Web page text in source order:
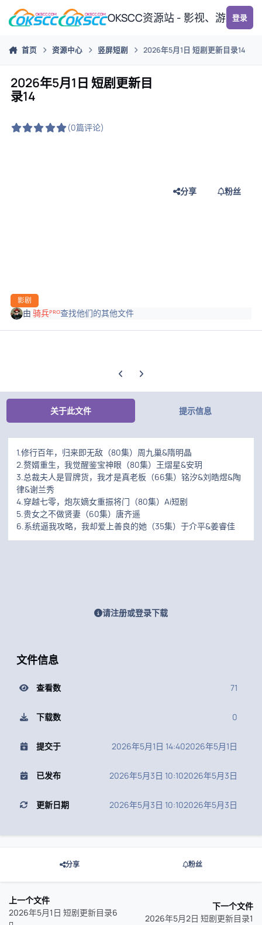
跳转到帖子
OKSCC资源站 - 影视、游戏、
登录
首页 资源中心 竖屏短剧 2026年5月1日 短剧更新目录14
2026年5月1日 短剧更新目
录14
(0篇评论)
影剧
分享 粉丝
由骑兵ᴾᴿᴼ查找他们的其他文件
上一张轮播幻灯片
下一张轮播幻灯片
关于此文件 提示信息
1.修行百年，归来即无敌（80集）周九巢&隋明晶
2.赘婿重生，我觉醒鉴宝神眼（80集）王熠星&安玥
3.总裁夫人是冒牌货，我才是真老板（66集）铭汐&刘皓煜&陶
律&谢兰秀
4.穿越七零，炮灰嫡女重振将门（80集）Ai短剧
5.贵女之不做贤妻（60集）唐齐遥
6.系统逼我攻略，我却爱上善良的她（35集）于介平&姜睿佳
请注册或登录下载
文件信息
查看数 71
下载数 0
提交于 2026年5月1日 14:402026年5月1日
已发布 2026年5月3日 10:102026年5月3日
更新日期 2026年5月3日 10:102026年5月3日
分享 粉丝
上一个文件
2026年5月1日 短剧更新目录6
下一个文件
2026年5月2日 短剧更新目录1